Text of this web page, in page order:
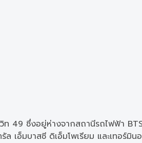
49 ซึ่งอยู่ห่างจากสถานีรถไฟฟ้า
เอ็มบาสซี ดิเอ็มโพเรียม และเทอร์มิ